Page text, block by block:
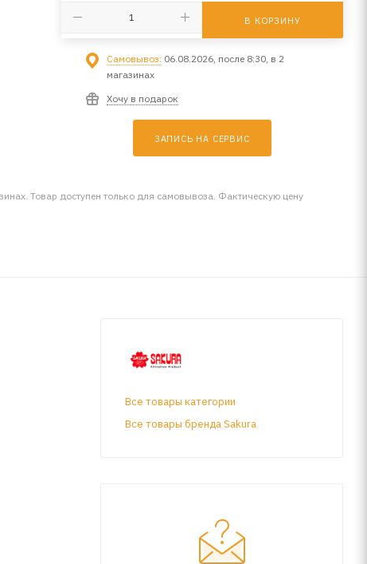
В КОРЗИНУ
Самовывоз: 06.08.2026, после 8:30, в 2
магазинах
Хочу в подарок
ЗАПИСЬ НА СЕРВИС
Товар доступен только для самовывоза. Фактическую цену
Все товары категории
Все товары бренда Sakura